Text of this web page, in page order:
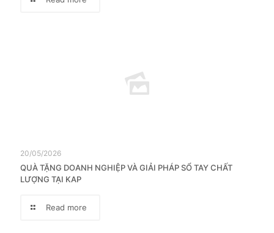
20/05/2026
QUÀ TẶNG DOANH NGHIỆP VÀ GIẢI PHÁP SỔ TAY CHẤT
LƯỢNG TẠI KAP
Read more